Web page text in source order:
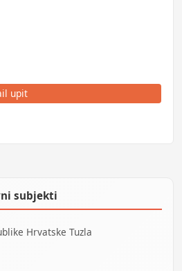
upit
subjekti
Hrvatske Tuzla